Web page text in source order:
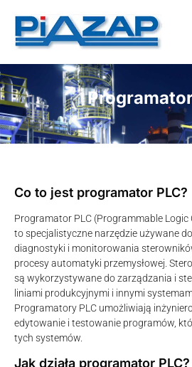
Co to jest programator PLC?
Programator PLC (Programmable Logic
to specjalistyczne narzędzie używane
diagnostyki i monitorowania
procesy automatyki przemysłowej.
są wykorzystywane do zarządzania i
liniami produkcyjnymi i innymi
Programatory PLC umożliwiają
edytowanie i testowanie programów,
tych systemów.
Jak działa programator PLC?